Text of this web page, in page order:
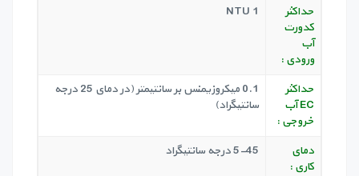
حداکثر
کدورت
آب
ورودی :
1 NTU
حداکثر
EC آب
خروجی :
0.1 میکروزیمنس بر سانتیمتر (در دمای 25 درجه
سانتیگراد)
دمای
کاری :
5-45 درجه سانتیگراد